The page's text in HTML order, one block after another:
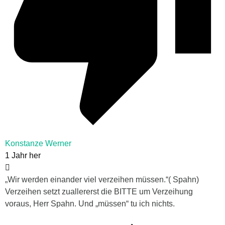
Konstanze Werner
1 Jahr her
„Wir werden einander viel verzeihen müssen.“( Spahn)
Verzeihen setzt zuallererst die BITTE um Verzeihung
voraus, Herr Spahn. Und „müssen“ tu ich nichts.